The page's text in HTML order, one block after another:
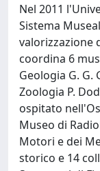
Nel 2011
Sistema
valorizzazione
coordina 6
Geologia G. G.
Zoologia P.
ospitato
Museo di
Motori e dei
storico e 14